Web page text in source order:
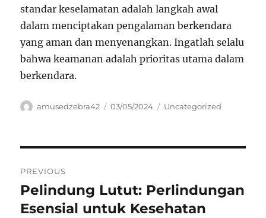
standar keselamatan adalah langkah awal
dalam menciptakan pengalaman berkendara
yang aman dan menyenangkan. Ingatlah selalu
bahwa keamanan adalah prioritas utama dalam
berkendara.
Author
amusedzebra42
Posted
03/05/2024 Categories
Uncategorized
pos
PREVIOUS
Previous
post:
Pelindung Lutut: Perlindungan
Esensial untuk Kesehatan